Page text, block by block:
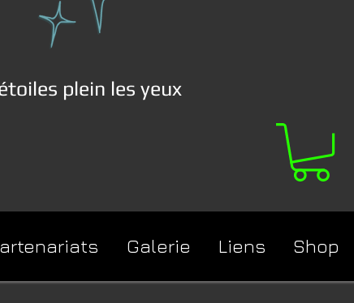
plein les yeux
Galerie Liens Shop